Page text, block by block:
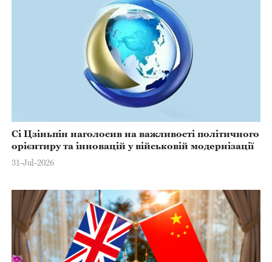
Сі Цзіньпін наголосив на важливості політичного
орієнтиру та інновацій у військовій модернізації
31-Jul-2026